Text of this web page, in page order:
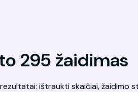
295 žaidimas
ištraukti skaičiai, žaidimo